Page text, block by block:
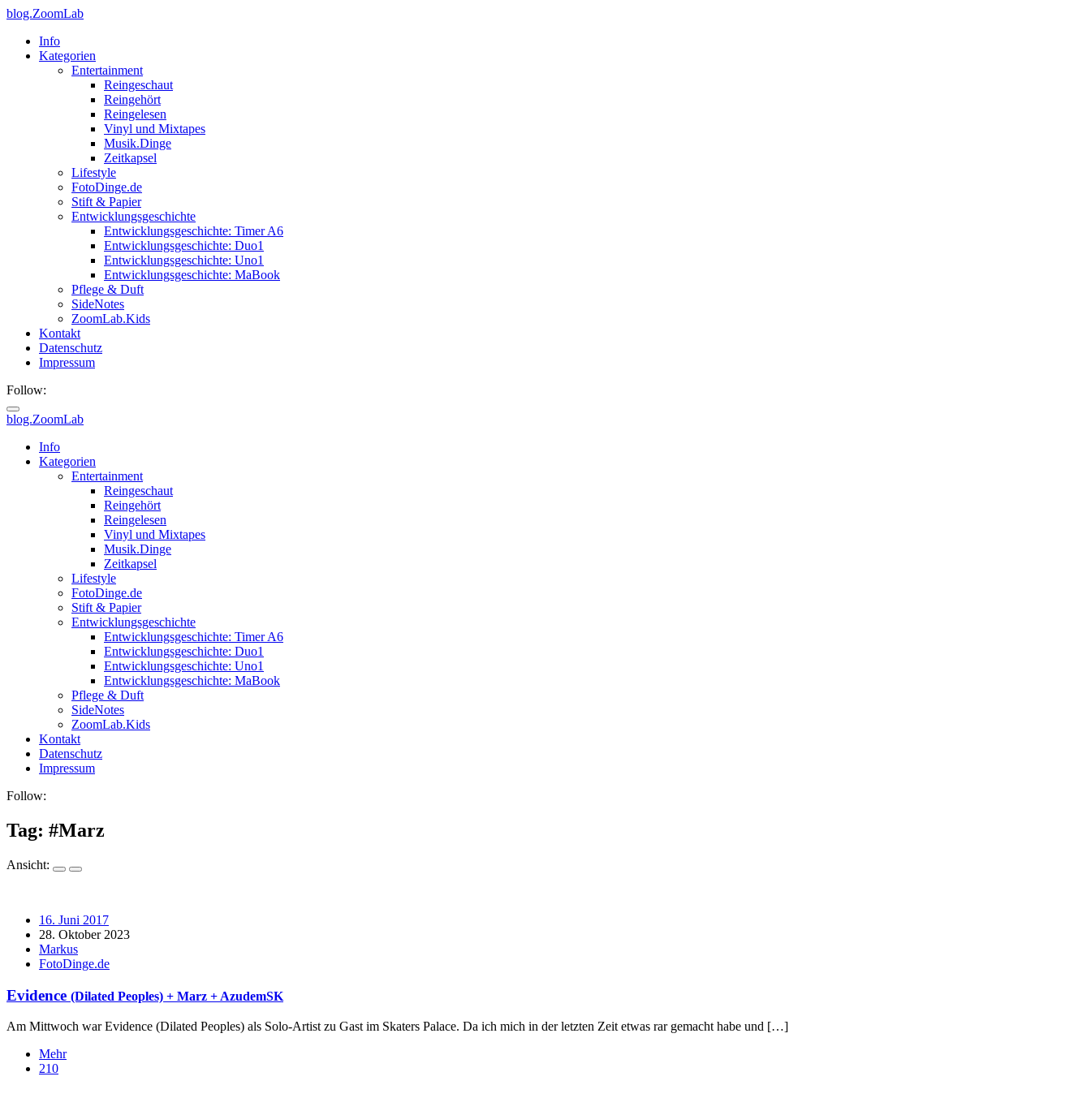
blog.ZoomLab
Info
Kategorien
Entertainment
Reingeschaut
Reingehört
Reingelesen
Vinyl und Mixtapes
Musik.Dinge
Zeitkapsel
Lifestyle
FotoDinge.de
Stift & Papier
Entwicklungsgeschichte
Entwicklungsgeschichte: Timer A6
Entwicklungsgeschichte: Duo1
Entwicklungsgeschichte: Uno1
Entwicklungsgeschichte: MaBook
Pflege & Duft
SideNotes
ZoomLab.Kids
Kontakt
Datenschutz
Impressum
Follow:
blog.ZoomLab
ZoomLab
Info
Kategorien
Entertainment
Reingeschaut
Reingehört
Reingelesen
Vinyl und Mixtapes
Musik.Dinge
Zeitkapsel
Lifestyle
FotoDinge.de
Stift & Papier
Entwicklungsgeschichte
Entwicklungsgeschichte: Timer A6
Entwicklungsgeschichte: Duo1
Entwicklungsgeschichte: Uno1
Entwicklungsgeschichte: MaBook
Pflege & Duft
SideNotes
ZoomLab.Kids
Kontakt
Datenschutz
Impressum
Follow:
Tag: #Marz
Ansicht:
16. Juni 2017
28. Oktober 2023
Markus
FotoDinge.de
Evidence (Dilated Peoples) + Marz + AzudemSK
Am Mittwoch war Evidence (Dilated Peoples) als Solo-Artist zu Gast im Skaters Palace. Da ich mich in der letzten Zeit etwas rar gemacht habe und […]
Mehr
210